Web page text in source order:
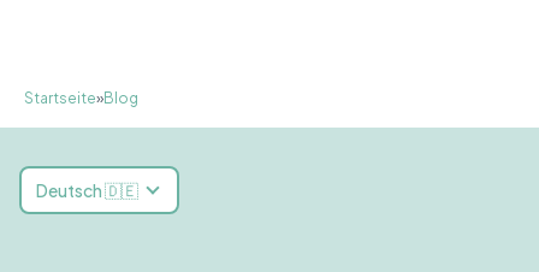
Startseite»Blog
Deutsch 🇩🇪